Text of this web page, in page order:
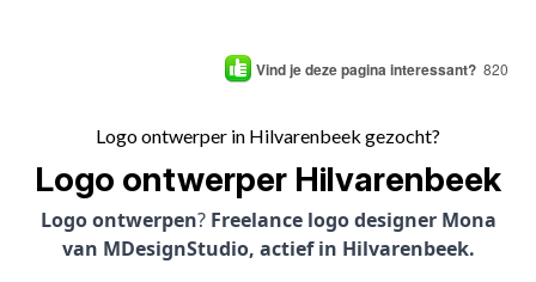
Vind je deze pagina interessant? 820
Logo ontwerper in Hilvarenbeek gezocht?
Logo ontwerper Hilvarenbeek
Logo ontwerpen? Freelance logo designer Mona
van MDesignStudio, actief in Hilvarenbeek.